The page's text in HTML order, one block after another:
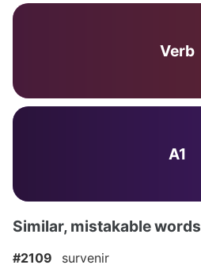
Verb
A1
Similar, mistakable words
#2109 survenir